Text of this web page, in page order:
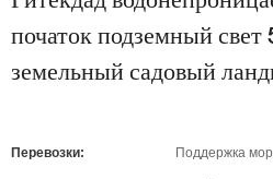
початок подземный
земельный садовый
Перевозки: Поддержка